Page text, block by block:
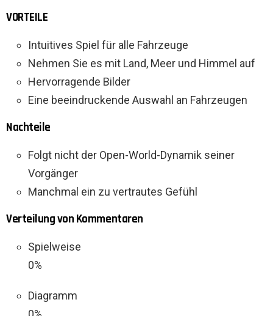
VORTEILE
Intuitives Spiel für alle Fahrzeuge
Nehmen Sie es mit Land, Meer und Himmel auf
Hervorragende Bilder
Eine beeindruckende Auswahl an Fahrzeugen
Nachteile
Folgt nicht der Open-World-Dynamik seiner
Vorgänger
Manchmal ein zu vertrautes Gefühl
Verteilung von Kommentaren
Spielweise
0%
Diagramm